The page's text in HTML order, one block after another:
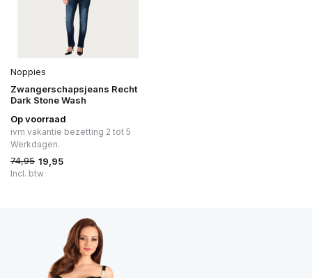
Noppies
Zwangerschapsjeans Recht
Dark Stone Wash
Op voorraad
ivm vakantie bezetting 2 tot 5
Werkdagen.
74,95 19,95
Incl. btw